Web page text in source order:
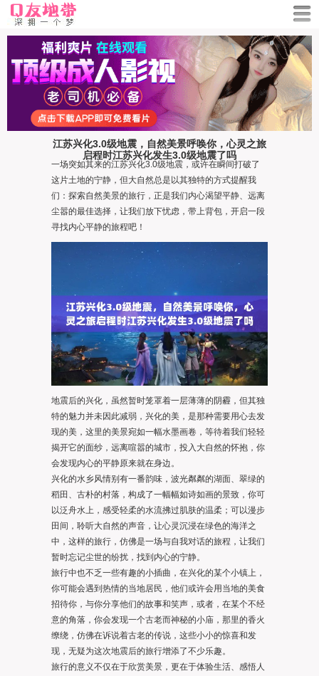
江苏兴化3.0级地震，自然美景呼唤你，心灵之旅
启程时江苏兴化发生3.0级地震了吗
一场突如其来的江苏兴化3.0级地震，或许在瞬间打破了
这片土地的宁静，但大自然总是以其独特的方式提醒我
们：探索自然美景的旅行，正是我们内心渴望平静、远离
尘嚣的最佳选择，让我们放下忧虑，带上背包，开启一段
寻找内心平静的旅程吧！
地震后的兴化，虽然暂时笼罩着一层薄薄的阴霾，但其独
特的魅力并未因此减弱，兴化的美，是那种需要用心去发
现的美，这里的美景宛如一幅水墨画卷，等待着我们轻轻
揭开它的面纱，远离喧嚣的城市，投入大自然的怀抱，你
会发现内心的平静原来就在身边。
兴化的水乡风情别有一番韵味，波光粼粼的湖面、翠绿的
稻田、古朴的村落，构成了一幅幅如诗如画的景致，你可
以泛舟水上，感受轻柔的水流拂过肌肤的温柔；可以漫步
田间，聆听大自然的声音，让心灵沉浸在绿色的海洋之
中，这样的旅行，仿佛是一场与自我对话的旅程，让我们
暂时忘记尘世的纷扰，找到内心的宁静。
旅行中也不乏一些有趣的小插曲，在兴化的某个小镇上，
你可能会遇到热情的当地居民，他们或许会用当地的美食
招待你，与你分享他们的故事和笑声，或者，在某个不经
意的角落，你会发现一个古老而神秘的小庙，那里的香火
缭绕，仿佛在诉说着古老的传说，这些小小的惊喜和发
现，无疑为这次地震后的旅行增添了不少乐趣。
旅行的意义不仅在于欣赏美景，更在于体验生活、感悟人